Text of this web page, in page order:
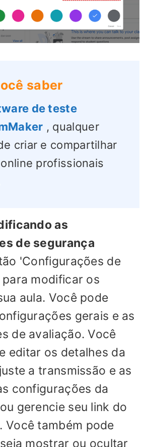
saber
de teste
, qualquer
criar e compartilhar
profissionais
as
de segurança
'Configurações de
modificar os
aula. Você pode
gerais e as
de avaliação. Você
editar os detalhes da
a transmissão e as
configurações da
gerencie seu link do
Você também pode
mostrar ou ocultar